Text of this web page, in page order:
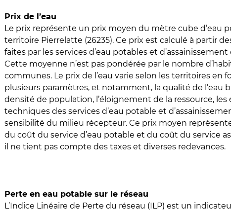
Prix de l’eau
Le prix représente un prix moyen du mètre cube d’eau
territoire Pierrelatte (26235). Ce prix est calculé à partir
faites par les services d’eau potables et d’assainissement
Cette moyenne n’est pas pondérée par le nombre
communes. Le prix de l’eau varie selon les territoires en
plusieurs paramètres, et notamment, la qualité de l’eau
densité de population, l’éloignement de la ressource,
techniques des services d’eau potable et
sensibilité du milieu récepteur. Ce prix moyen
du coût du service d’eau potable et du coût du service
il ne tient pas compte des taxes et diverses redevances.
Perte en eau potable sur le réseau
L’Indice Linéaire de Perte du réseau (ILP) est un